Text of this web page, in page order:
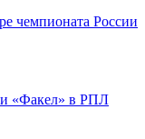
чемпионата России
«Факел» в РПЛ